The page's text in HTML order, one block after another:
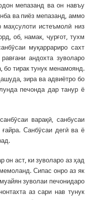
мепазанд ва он навъу
ва пиёз мепазанд, аммо
маҳсулоти истеъмолӣ низ
об, намак, ҷурғот, тухм
муқаррариро сахт
андохта зуволаро
тирак тунук менамоянд.
зира ва адвиётро бо
печонда дар танур ё
варақӣ, санбусаи
Санбӯсаи дегӣ ва ё
он аст, ки зуволаро аз ҳад
Сипас онро аз як
зуволаи печонидаро
аз сари нав тунук